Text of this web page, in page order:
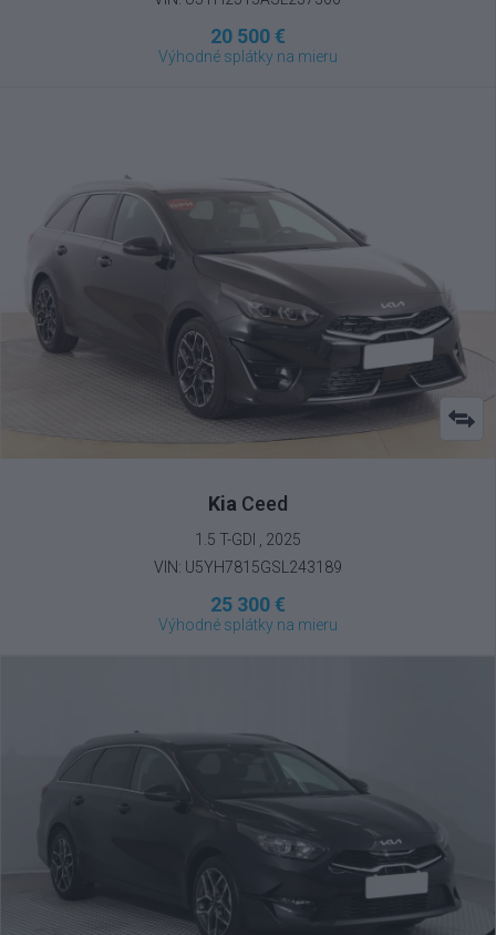
20 500 €
Výhodné splátky na mieru
Kia Ceed
1.5 T-GDI , 2025
VIN: U5YH7815GSL243189
25 300 €
Výhodné splátky na mieru